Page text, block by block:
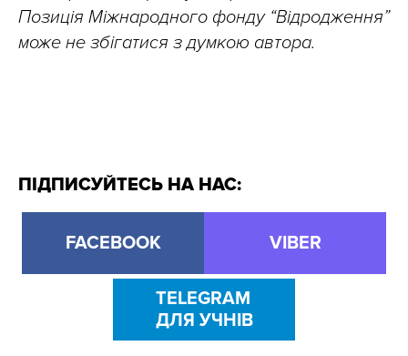
Позиція Міжнародного фонду “Відродження”
може не збігатися з думкою автора.
ПІДПИСУЙТЕСЬ НА НАС:
FACEBOOK VIBER
TELEGRAM
ДЛЯ УЧНІВ